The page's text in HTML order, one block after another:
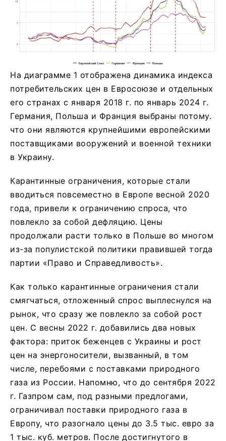
На диаграмме 1 отображена динамика индекса
потребительских цен в Евросоюзе и отдельных
его странах с января 2018 г. по январь 2024 г.
Германия, Польша и Франция выбраны потому.
что они являются крупнейшими европейскими
поставщиками вооружений и военной техники
в Украину.
Карантинные ограничения, которые стали
вводиться повсеместно в Европе весной 2020
года, привели к ограничению спроса, что
повлекло за собой дефляцию. Цены
продолжали расти только в Польше во многом
из-за популистской политики правившей тогда
партии «Право и Справедливость».
Как только карантинные ограничения стали
смягчаться, отложенный спрос выплеснулся на
рынок, что сразу же повлекло за собой рост
цен. С весны 2022 г. добавились два новых
фактора: приток беженцев с Украины и рост
цен на энергоносители, вызванный, в том
числе, перебоями с поставками природного
газа из России. Напомню, что до сентября 2022
г. Газпром сам, под разными предлогами,
ограничивал поставки природного газа в
Европу, что разогнало цены до 3.5 тыс. евро за
1 тыс. куб. метров. После достигнутого в